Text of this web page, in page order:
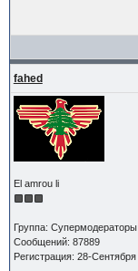
fahed
El amrou li
Группа: Супермодераторы
Сообщений: 87889
Регистрация: 28-Сентября